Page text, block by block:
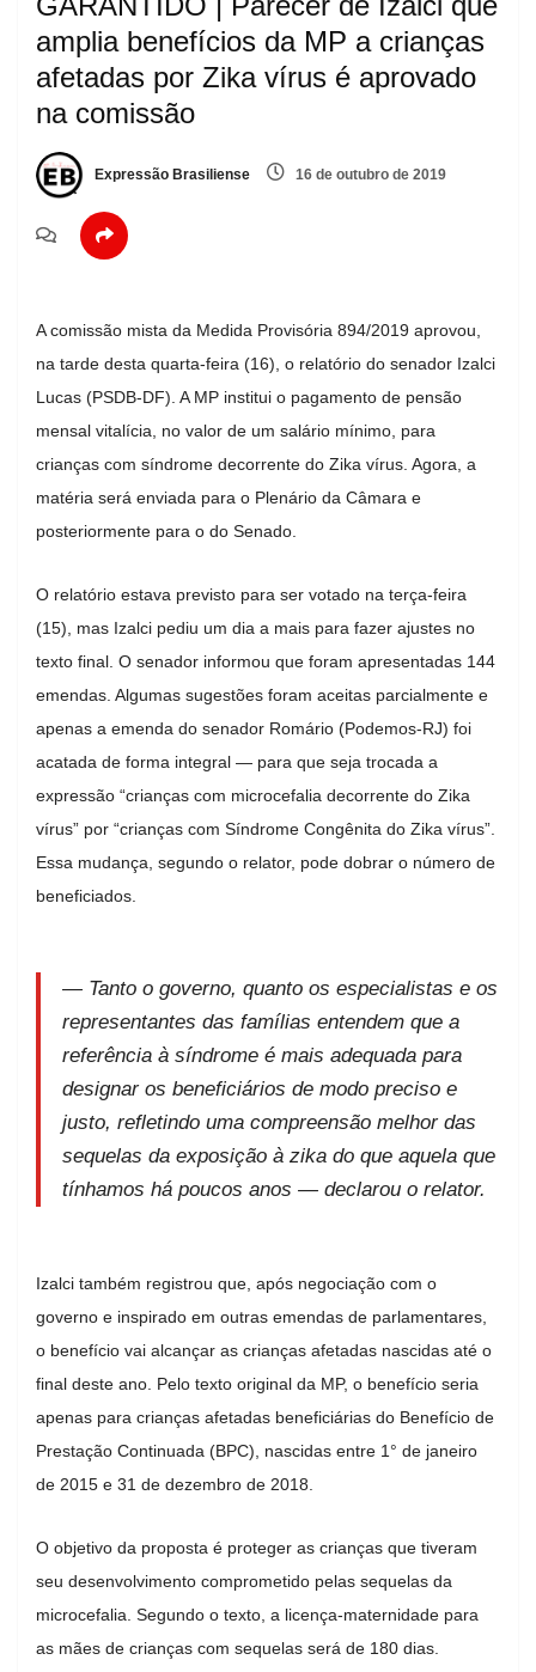
amplia benefícios da MP a crianças
afetadas por Zika vírus é aprovado
na comissão
Expressão Brasiliense 16 de outubro de 2019
A comissão mista da Medida Provisória 894/2019 aprovou,
na tarde desta quarta-feira (16), o relatório do senador Izalci
Lucas (PSDB-DF). A MP institui o pagamento de pensão
mensal vitalícia, no valor de um salário mínimo, para
crianças com síndrome decorrente do Zika vírus. Agora, a
matéria será enviada para o Plenário da Câmara e
posteriormente para o do Senado.
O relatório estava previsto para ser votado na terça-feira
(15), mas Izalci pediu um dia a mais para fazer ajustes no
texto final. O senador informou que foram apresentadas 144
emendas. Algumas sugestões foram aceitas parcialmente e
apenas a emenda do senador Romário (Podemos-RJ) foi
acatada de forma integral — para que seja trocada a
expressão “crianças com microcefalia decorrente do Zika
vírus” por “crianças com Síndrome Congênita do Zika vírus”.
Essa mudança, segundo o relator, pode dobrar o número de
beneficiados.
— Tanto o governo, quanto os especialistas e os
representantes das famílias entendem que a
referência à síndrome é mais adequada para
designar os beneficiários de modo preciso e
justo, refletindo uma compreensão melhor das
sequelas da exposição à zika do que aquela que
tínhamos há poucos anos — declarou o relator.
Izalci também registrou que, após negociação com o
governo e inspirado em outras emendas de parlamentares,
o benefício vai alcançar as crianças afetadas nascidas até o
final deste ano. Pelo texto original da MP, o benefício seria
apenas para crianças afetadas beneficiárias do Benefício de
Prestação Continuada (BPC), nascidas entre 1° de janeiro
de 2015 e 31 de dezembro de 2018.
O objetivo da proposta é proteger as crianças que tiveram
seu desenvolvimento comprometido pelas sequelas da
microcefalia. Segundo o texto, a licença-maternidade para
as mães de crianças com sequelas será de 180 dias.